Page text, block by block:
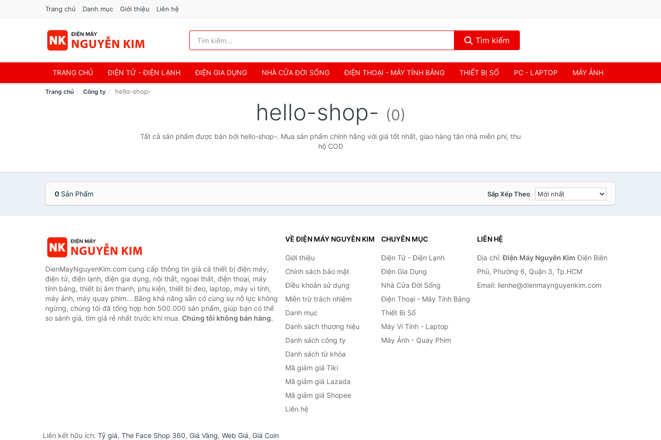
Trang chủ Danh mục Giới thiệu Liên hệ
Tìm kiếm
TRANG CHỦ ĐIỆN TỬ - ĐIỆN LẠNH ĐIỆN GIA DỤNG NHÀ CỬA ĐỜI SỐNG ĐIỆN THOẠI - MÁY TÍNH BẢNG THIẾT BỊ SỐ PC - LAPTOP MÁY ẢNH
Trang chủ Công ty hello-shop-
hello-shop- (0)
Tất cả sản phẩm được bán bởi hello-shop-. Mua sản phẩm chính hãng với giá tốt nhất, giao hàng tận nhà miễn phí, thu
hộ COD
0 Sản Phẩm Sắp Xếp Theo
DienMayNguyenKim.com cung cấp thông tin giá cả thiết bị điện máy,
điện tử, điện lạnh, điện gia dụng, nội thất, ngoại thất, điện thoại, máy
tính bảng, thiết bị âm thanh, phụ kiện, thiết bị đeo, laptop, máy vi tính,
máy ảnh, máy quay phim... Bằng khả năng sẵn có cùng sự nỗ lực không
ngừng, chúng tôi đã tổng hợp hơn 500.000 sản phẩm, giúp bạn có thể
so sánh giá, tìm giá rẻ nhất trước khi mua. Chúng tôi không bán hàng.
VỀ ĐIỆN MÁY NGUYỄN KIM
Giới thiệu
Chính sách bảo mật
Điều khoản sử dụng
Miễn trừ trách nhiệm
Danh mục
Danh sách thương hiệu
Danh sách công ty
Danh sách từ khóa
Mã giảm giá Tiki
Mã giảm giá Lazada
Mã giảm giá Shopee
Liên hệ
CHUYÊN MỤC
Điện Tử - Điện Lạnh
Điện Gia Dụng
Nhà Cửa Đời Sống
Điện Thoại - Máy Tính Bảng
Thiết Bị Số
Máy Vi Tính - Laptop
Máy Ảnh - Quay Phim
LIÊN HỆ
Địa chỉ:Điện Máy Nguyễn Kim Điện Biên
Phủ, Phường 6, Quận 3, Tp.HCM
Email: lienhe@dienmaynguyenkim.com
Liên kết hữu ích: Tỷ giá, The Face Shop 360, Giá Vàng, Web Giá, Giá Coin